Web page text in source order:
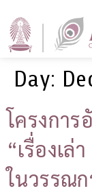
Day:
โครงการ
“เรื่องเล่
ในวรรณ